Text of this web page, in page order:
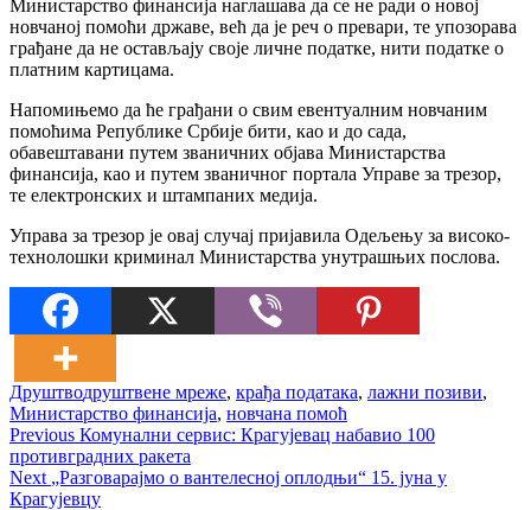
Министарство финансија наглашава да се не ради о новој
новчаној помоћи државе, већ да је реч о превари, те упозорава
грађане да не остављају своје личне податке, нити податке о
платним картицама.
Напомињемо да ће грађани о свим евентуалним новчаним
помоћима Републике Србије бити, као и до сада,
обавештавани путем званичних објава Министарства
финансија, као и путем званичног портала Управе за трезор,
те електронских и штампаних медија.
Управа за трезор је овај случај пријавила Одељењу за високо-
технолошки криминал Министарства унутрашњих послова.
Друштводруштвене мреже, крађа података, лажни позиви,
Министарство финансија, новчана помоћ
Кретање
чланка
Previous Previous
post:
Комунални сервис: Крагујевац набавио 100
противградних ракета
Next
Next
post:
„Разговарајмо о вантелесној оплодњи“ 15. јуна у
Крагујевцу